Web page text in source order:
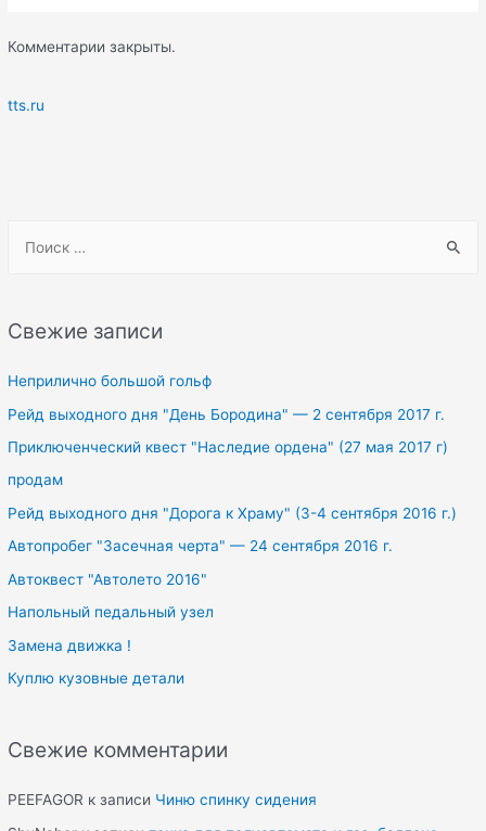
tts.ru
r
h
f
o
Свежие записи
Неприлично большой гольф
Рейд выходного дня "День Бородина" — 2 сентября 2017 г.
Приключенческий квест "Наследие ордена" (27 мая 2017 г)
продам
Рейд выходного дня "Дорога к Храму" (3-4 сентября 2016 г.)
Автопробег "Засечная черта" — 24 сентября 2016 г.
Автоквест "Автолето 2016"
Напольный педальный узел
Замена движка !
Куплю кузовные детали
Свежие комментарии
PEEFAGOR к записи Чиню спинку сидения
Комментарии закрыты.